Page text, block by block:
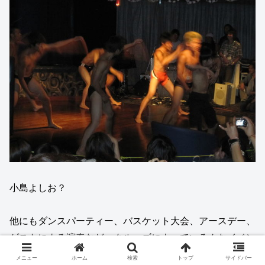
小島よしお？
他にもダンスパーティー、バスケット大会、アースデー、
ゲストによる演奏など、クルーズによっていろんなイベン
トがあるから忘れられない思い出がいっぱいできるよ！
メニュー ホーム 検索 トップ サイドバー